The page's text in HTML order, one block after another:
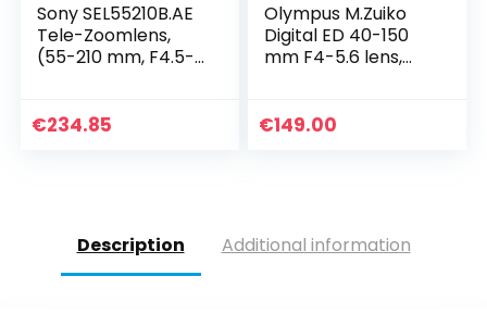
Sony SEL55210B.AE
Tele-Zoomlens,
(55-210 mm, F4.5-
A6000, A5100,
€234.85
Olympus M.Zuiko
Digital ED 40-150
mm F4-5.6 lens,
camera’s
€149.00
Description Additional information